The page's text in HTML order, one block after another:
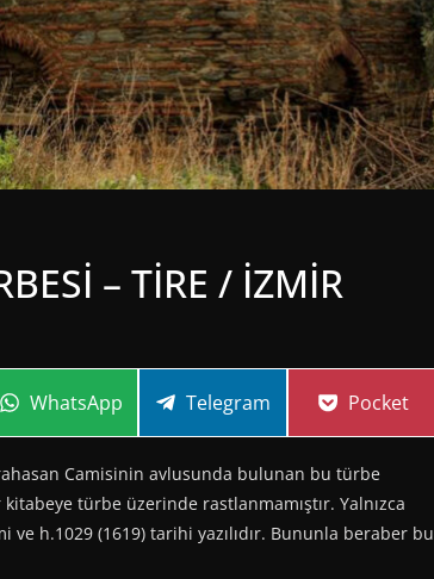
– TİRE / İZMİR
Share
WhatsApp Share
Telegram Share
Pocket
Camisinin avlusunda bulunan bu türbe
türbe üzerinde rastlanmamıştır. Yalnızca
h.1029 (1619) tarihi yazılıdır. Bununla beraber bu